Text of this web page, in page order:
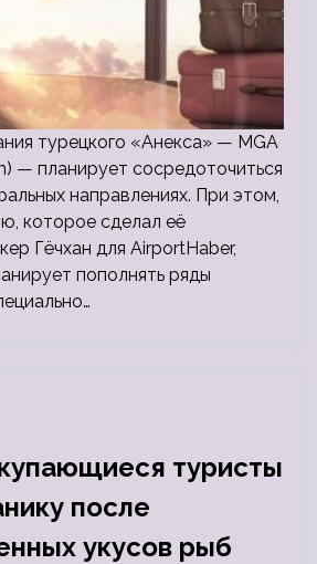
турецкого «Анекса» — MGA
— планирует сосредоточиться
направлениях. При этом,
которое сделал её
Гёчхан для AirportHaber,
пополнять ряды
туристы
после
укусов рыб